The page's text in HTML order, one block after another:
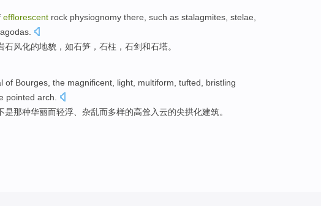
efflorescent rock physiognomy there such as stalagmites stelae
石风化的地貌 ， 如石笋 ， 石柱 ， 石剑和石塔。
of Bourges, the magnificent , light, multiform , tufted, bristling
pointed arch
是那种华丽而轻浮、 杂乱而多样的高耸入云的尖拱化建筑。